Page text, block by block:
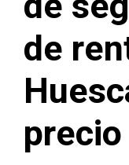
de
precio